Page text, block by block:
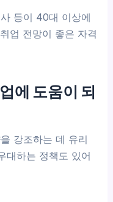
등이 40대 이상에
업 전망이 좋은 자격
에 도움이 되
강조하는 데 유리
대하는 정책도 있어